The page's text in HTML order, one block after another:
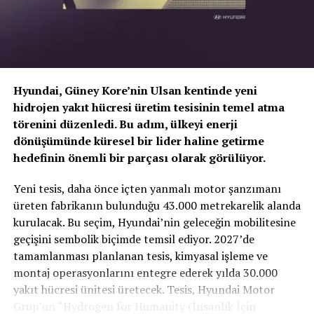
Sport ile Yere Basıyor
Türkiye’nin otomobiliTOGG T10Xgibi yüksek tork
değerlerine sahip elektrikli araçlarda, lastiğin zemine
tutunma kabiliyeti çok daha kritiktir.E-carturkiyeekibi
olarak bizzat deneyimlediğimizPetlas Snowmaster 2
Sport, performans odaklı yapısıyla elektrikli araçların
Hyundai, Güney Kore’nin Ulsan kentinde yeni
hidrojen yakıt hücresi üretim tesisinin temel atma
törenini düzenledi. Bu adım, ülkeyi enerji
dönüşümünde küresel bir lider haline getirme
hedefinin önemli bir parçası olarak görülüyor.
Yeni tesis, daha önce içten yanmalı motor şanzımanı
üreten fabrikanın bulunduğu 43.000 metrekarelik alanda
kurulacak. Bu seçim, Hyundai’nin geleceğin mobilitesine
geçişini sembolik biçimde temsil ediyor. 2027’de
tamamlanması planlanan tesis, kimyasal işleme ve
montaj operasyonlarını entegre ederek yılda 30.000
yakıt hücresi ünitesi üretecek. Tesis, Hyundai Motor
Grup’un “Hydrogen for Humanity (İnsanlık İçin